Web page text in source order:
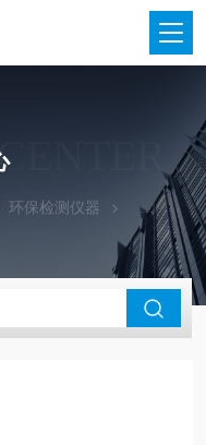
环保检测仪器 青岛崂应